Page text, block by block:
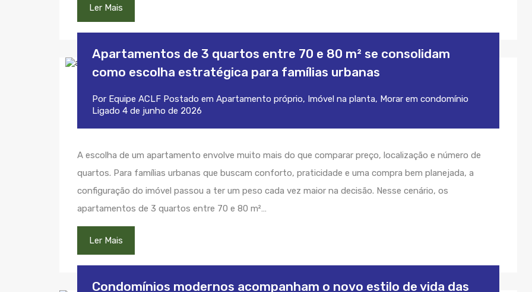
Ler Mais
Apartamentos de 3 quartos entre 70 e 80 m² se consolidam
como escolha estratégica para famílias urbanas
Por Equipe ACLF Postado em Apartamento próprio, Imóvel na planta, Morar em condomínio
Ligado 4 de junho de 2026
A escolha de um apartamento envolve muito mais do que comparar preço, localização e número de
quartos. Para famílias urbanas que buscam conforto, praticidade e uma compra bem planejada, a
configuração do imóvel passou a ter um peso cada vez maior na decisão. Nesse cenário, os
apartamentos de 3 quartos entre 70 e 80 m²…
Ler Mais
Condomínios modernos acompanham o novo estilo de vida das